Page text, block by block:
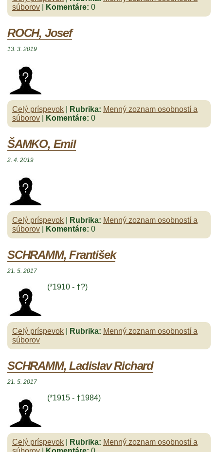
súborov
Komentáre: 0
ROCH, Josef
13. 3. 2019
Celý príspevok Rubrika: Menný zoznam osobností a
súborov
Komentáre: 0
ŠAMKO, Emil
2. 4. 2019
Celý príspevok Rubrika: Menný zoznam osobností a
súborov
Komentáre: 0
SCHRAMM, František
21. 5. 2017
(*1910 - †?)
Celý príspevok Rubrika: Menný zoznam osobností a
súborov
SCHRAMM, Ladislav Richard
21. 5. 2017
(*1915 - †1984)
Celý príspevok Rubrika: Menný zoznam osobností a